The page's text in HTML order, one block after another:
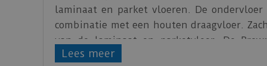
laminaat en parket vloeren. De
combinatie met een houten draagvloer.
van de laminaat en parketvloer. De
isolerende waarde heeft en dus niet
Lees meer